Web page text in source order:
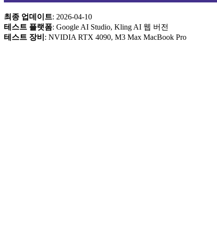
최종 업데이트: 2026-04-10
테스트 플랫폼: Google AI Studio, Kling AI 웹 버전
테스트 장비 : NVIDIA RTX 4090, M3 Max MacBook Pro